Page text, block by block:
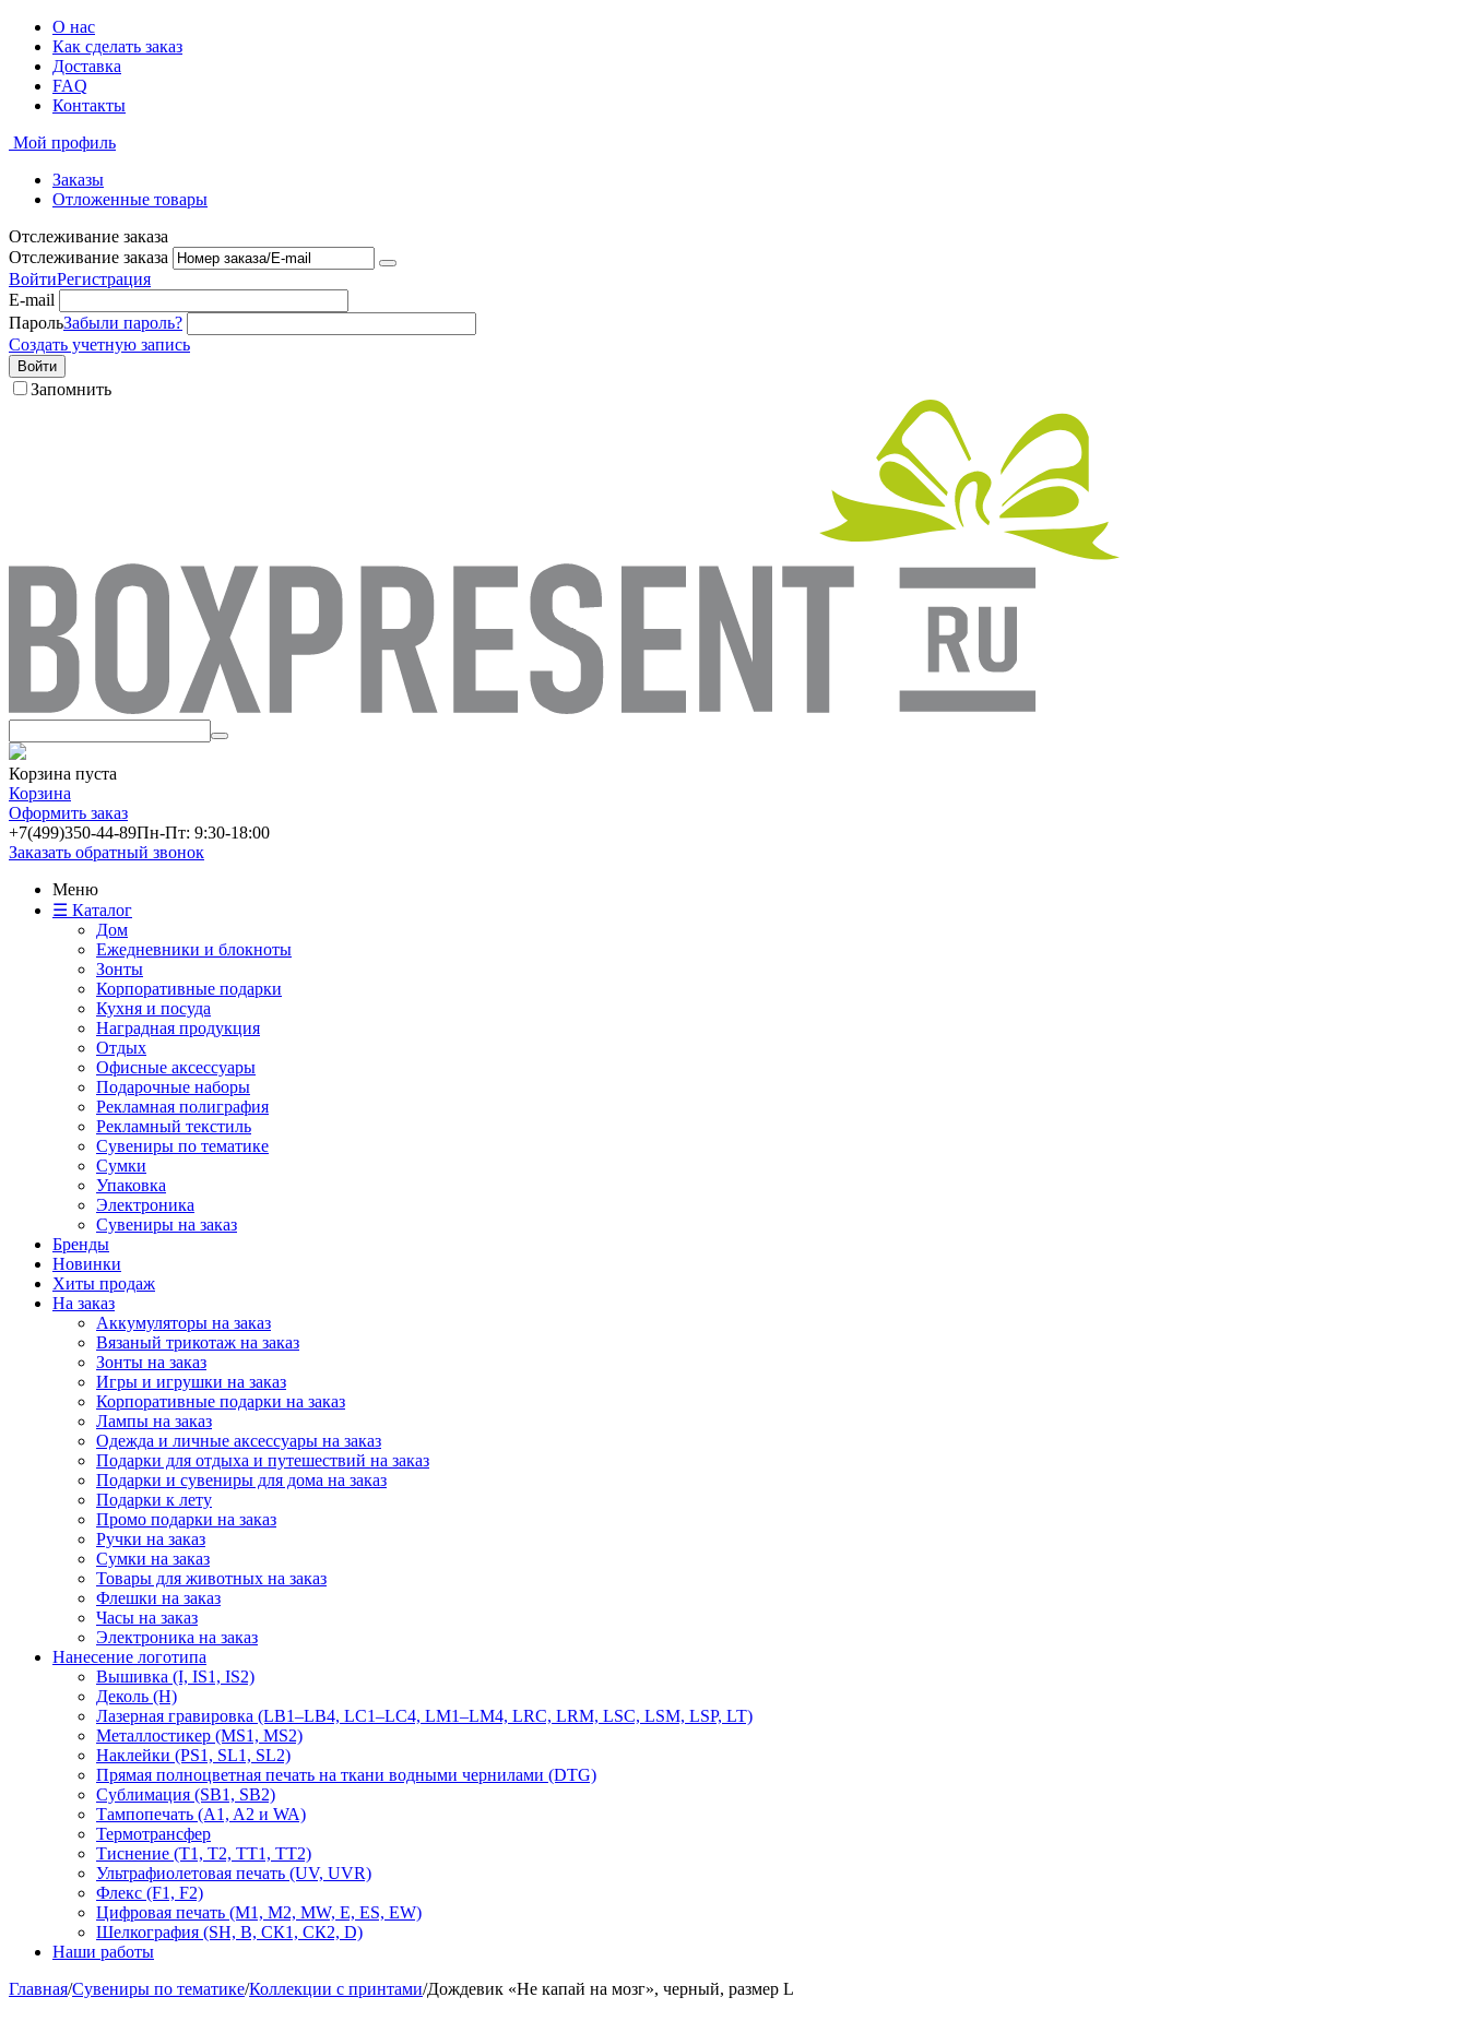
О нас
Как сделать заказ
Доставка
FAQ
Контакты
Мой профиль
Заказы
Отложенные товары
Отслеживание заказа
Отслеживание заказа
ВойтиРегистрация
E-mail
ПарольЗабыли пароль?
Создать учетную запись
Войти
Запомнить
Корзина пуста
Корзина
Оформить заказ
+7(499)350-44-89Пн-Пт: 9:30-18:00
Заказать обратный звонок
Меню
☰ Каталог
Дом
Ежедневники и блокноты
Зонты
Корпоративные подарки
Кухня и посуда
Наградная продукция
Отдых
Офисные аксессуары
Подарочные наборы
Рекламная полиграфия
Рекламный текстиль
Сувениры по тематике
Сумки
Упаковка
Электроника
Сувениры на заказ
Бренды
Новинки
Хиты продаж
На заказ
Аккумуляторы на заказ
Вязаный трикотаж на заказ
Зонты на заказ
Игры и игрушки на заказ
Корпоративные подарки на заказ
Лампы на заказ
Одежда и личные аксессуары на заказ
Подарки для отдыха и путешествий на заказ
Подарки и сувениры для дома на заказ
Подарки к лету
Промо подарки на заказ
Ручки на заказ
Сумки на заказ
Товары для животных на заказ
Флешки на заказ
Часы на заказ
Электроника на заказ
Нанесение логотипа
Вышивка (I, IS1, IS2)
Деколь (H)
Лазерная гравировка (LB1–LB4, LC1–LC4, LM1–LM4, LRC, LRM, LSC, LSM, LSP, LT)
Металлостикер (MS1, MS2)
Наклейки (PS1, SL1, SL2)
Прямая полноцветная печать на ткани водными чернилами (DTG)
Сублимация (SB1, SB2)
Тампопечать (A1, A2 и WA)
Термотрансфер
Тиснение (Т1, Т2, ТT1, ТT2)
Ультрафиолетовая печать (UV, UVR)
Флекс (F1, F2)
Цифровая печать (M1, M2, MW, E, ES, EW)
Шелкография (SH, В, СК1, СК2, D)
Наши работы
Главная/Сувениры по тематике/Коллекции с принтами/Дождевик «Не капай на мозг», черный, размер L